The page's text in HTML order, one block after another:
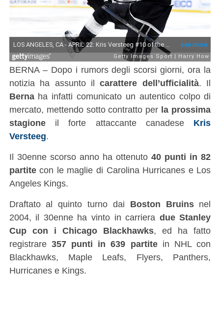
BERNA – Dopo i rumors degli scorsi giorni, ora la
notizia ha assunto ilcarattere dell’ufficialità. Il
Bernaha infatti comunicato un autentico colpo di
mercato, mettendo sotto contratto per la prossima
stagioneil forte attaccante canadese Kris
Versteeg.
Il 30enne scorso anno ha ottenuto40 punti in 82
partitecon le maglie di Carolina Hurricanes e Los
Angeles Kings.
Draftato al quinto turno dai Boston Bruinsnel
2004, il 30enne ha vinto in carriera due Stanley
Cup con i Chicago Blackhawks, ed ha fatto
registrare 357 punti in 639 partitein NHL con
Blackhawks, Maple Leafs, Flyers, Panthers,
Hurricanes e Kings.